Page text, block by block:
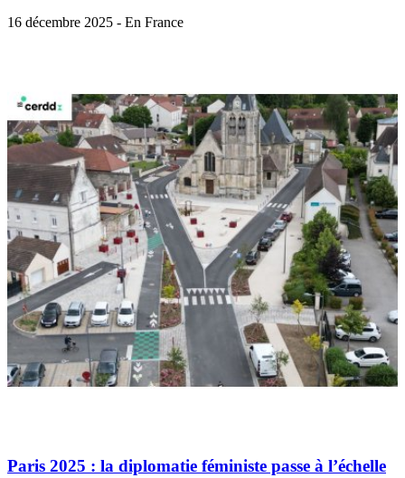
16 décembre 2025 - En France
Paris 2025 : la diplomatie féministe passe à l’échelle